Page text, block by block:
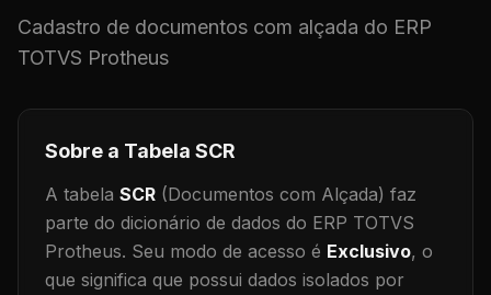
Cadastro de documentos com alçada do ERP
TOTVS Protheus
Sobre a Tabela SCR
A tabela SCR (Documentos com Alçada) faz
parte do dicionário de dados do ERP TOTVS
Protheus. Seu modo de acesso é Exclusivo, o
que significa que possui dados isolados por